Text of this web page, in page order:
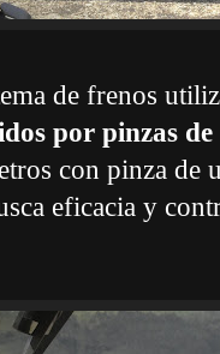
de frenos
por pinzas
con pinza de
eficacia y